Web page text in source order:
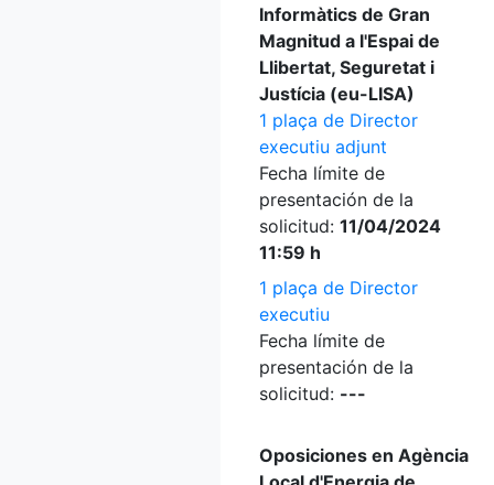
Informàtics de Gran
Magnitud a l'Espai de
Llibertat, Seguretat i
Justícia (eu-LISA)
1 plaça de Director
executiu adjunt
Fecha límite de
presentación de la
solicitud: 11/04/2024
11:59 h
1 plaça de Director
executiu
Fecha límite de
presentación de la
solicitud: ---
Oposiciones en Agència